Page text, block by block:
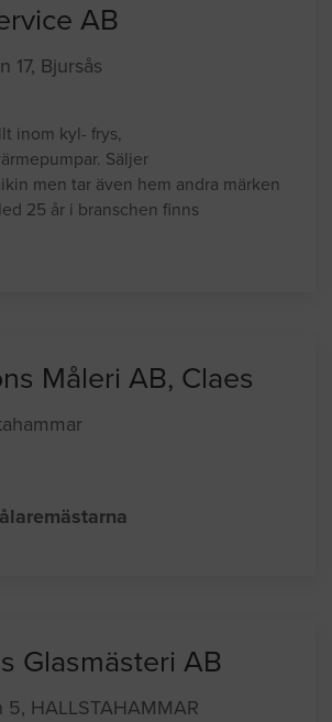
AB
17, Bjursås
inom kyl- frys,
Säljer
men tar även hem andra märken
25 år i branschen finns
Måleri AB, Claes
Glasmästeri AB
5, HALLSTAHAMMAR